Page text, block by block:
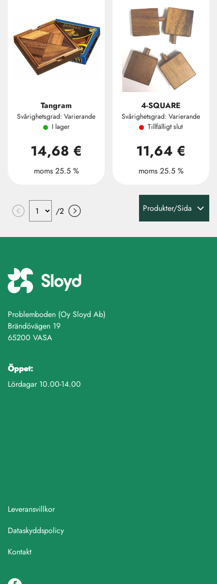
Tangram
Svårighetsgrad: Varierande
I lager
14,68 €
moms 25.5 %
4-SQUARE
Svårighetsgrad: Varierande
Tillfälligt slut
11,64 €
moms 25.5 %
/2 Produkter/Sida
Problemboden (Oy Sloyd Ab)
Brändövägen 19
65200 VASA
Öppet:
Lördagar 10.00-14.00
Leveransvillkor
Dataskyddspolicy
Kontakt